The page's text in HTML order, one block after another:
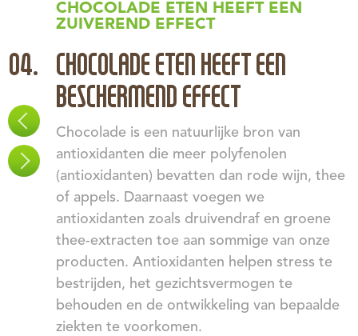
CHOCOLADE ETEN HEEFT EEN
ZUIVEREND EFFECT
CHOCOLADE ETEN HEEFT EEN
BESCHERMEND EFFECT
Chocolade is een natuurlijke bron van
antioxidanten die meer polyfenolen
(antioxidanten) bevatten dan rode wijn, thee
of appels. Daarnaast voegen we
antioxidanten zoals druivendraf en groene
thee-extracten toe aan sommige van onze
producten. Antioxidanten helpen stress te
bestrijden, het gezichtsvermogen te
behouden en de ontwikkeling van bepaalde
ziekten te voorkomen.